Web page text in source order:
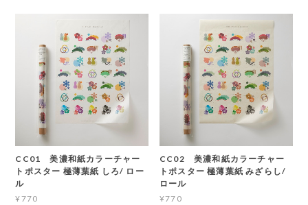
CC01 美濃和紙カラーチャー
トポスター 極薄葉紙 しろ/ ロー
ル
¥770
CC02 美濃和紙カラーチャー
トポスター 極薄葉紙 みざらし/
ロール
¥770